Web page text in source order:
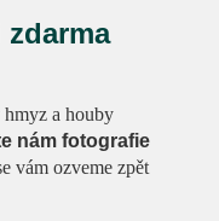
a houby
nám fotografie
vám ozveme zpět